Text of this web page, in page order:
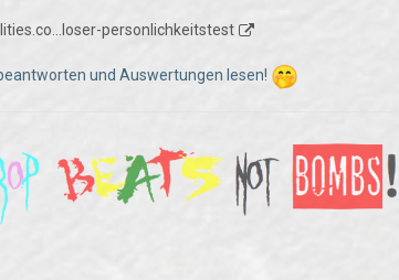
personlichkeitstest
und Auswertungen lesen!